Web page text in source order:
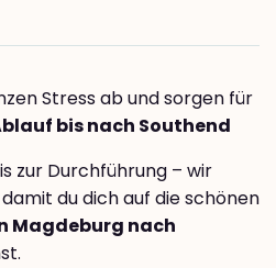
Stress ab und sorgen für
bis nach Southend
zur Durchführung – wir
du dich auf die schönen
Magdeburg nach